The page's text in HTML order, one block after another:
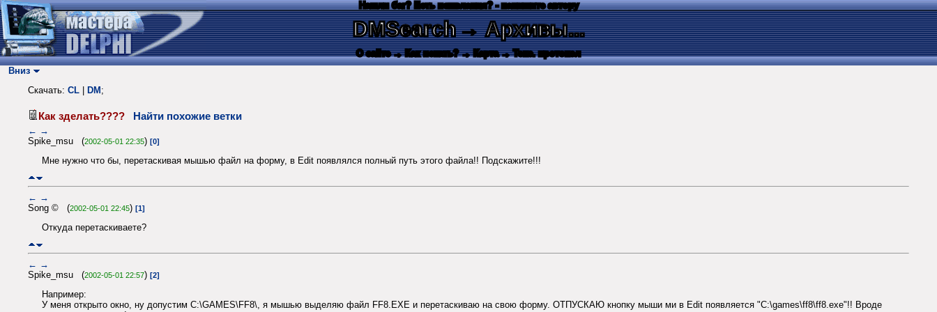
Нашли баг? Есть пожелания? - напишите автору
DMSearch→ Архивы...
О сайте → Как искать? → Карта → Текс. протокол
Вниз
Скачать: CL DM ;
Как зделать???? Найти похожие ветки
← →
Spike_msu (2002-05-01 22:35) [0]
Мне нужно что бы, перетаскивая мышью файл на форму, в Edit появлялся полный путь этого файла!! Подскажите!!!
← →
Song © (2002-05-01 22:45) [1]
Откуда перетаскиваете?
← →
Spike_msu (2002-05-01 22:57) [2]
Например:
У меня открыто окно, ну допустим C:\GAMES\FF8\, я мышью выделяю файл FF8.EXE и перетаскиваю на свою форму. ОТПУСКАЮ кнопку мыши ми в Edit появляется "C:\games\ff8\ff8.exe"!! Вроде